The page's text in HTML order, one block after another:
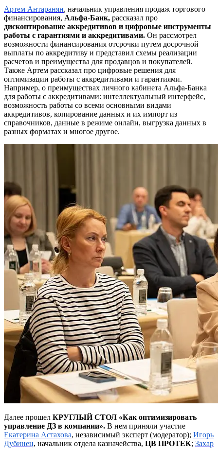
Артем Антаранян, начальник управления продаж торгового
финансирования, Альфа-Банк, рассказал про
дисконтирование аккредитивов и цифровые инструменты
работы с гарантиями и аккредитивами. Он рассмотрел
возможности финансирования отсрочки путем досрочной
выплаты по аккредитиву и представил схемы реализации
расчетов и преимущества для продавцов и покупателей.
Также Артем рассказал про цифровые решения для
оптимизации работы с аккредитивами и гарантиями.
Например, о преимуществах личного кабинета Альфа-Банка
для работы с аккредитивами: интеллектуальный интерфейс,
возможность работы со всеми основными видами
аккредитивов, копирование данных и их импорт из
справочников, данные в режиме онлайн, выгрузка данных в
разных форматах и многое другое.
Далее прошел КРУГЛЫЙ СТОЛ «Как оптимизировать
управление ДЗ в компании». В нем приняли участие
Екатерина Астахова, независимый эксперт (модератор); Игорь
Дубинец, начальник отдела казначейства, ЦВ ПРОТЕК; Захар